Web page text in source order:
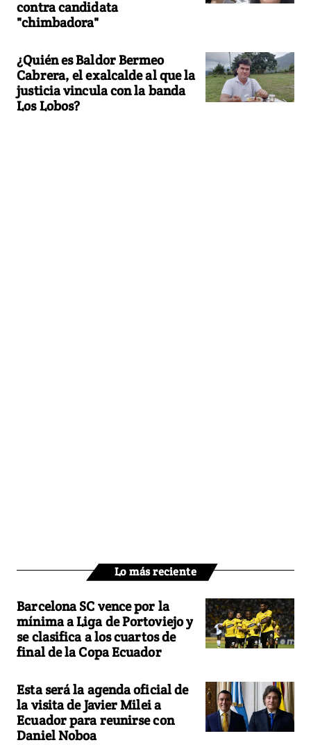
contra candidata
"chimbadora"
¿Quién es Baldor Bermeo
Cabrera, el exalcalde al que la
justicia vincula con la banda
Los Lobos?
Lo más reciente
Barcelona SC vence por la
mínima a Liga de Portoviejo y
se clasifica a los cuartos de
final de la Copa Ecuador
Esta será la agenda oficial de
la visita de Javier Milei a
Ecuador para reunirse con
Daniel Noboa